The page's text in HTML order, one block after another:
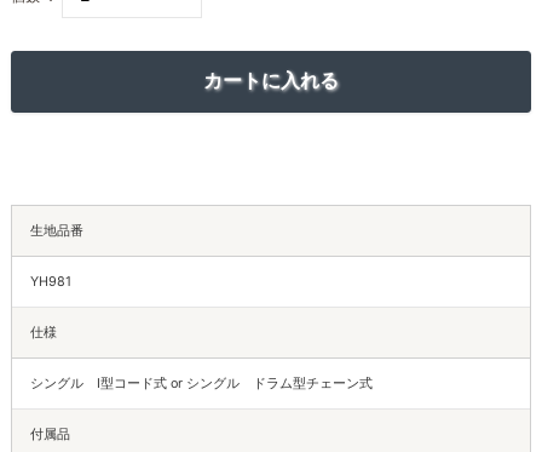
生地品番
YH981
仕様
シングル I型コード式 or シングル ドラム型チェーン式
付属品